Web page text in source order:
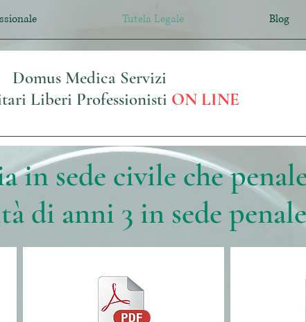
Tutela Legale Blog
Domus Medica Servizi
Liberi Professionisti ON LINE
in sede civile che
di anni 3 in sede penale